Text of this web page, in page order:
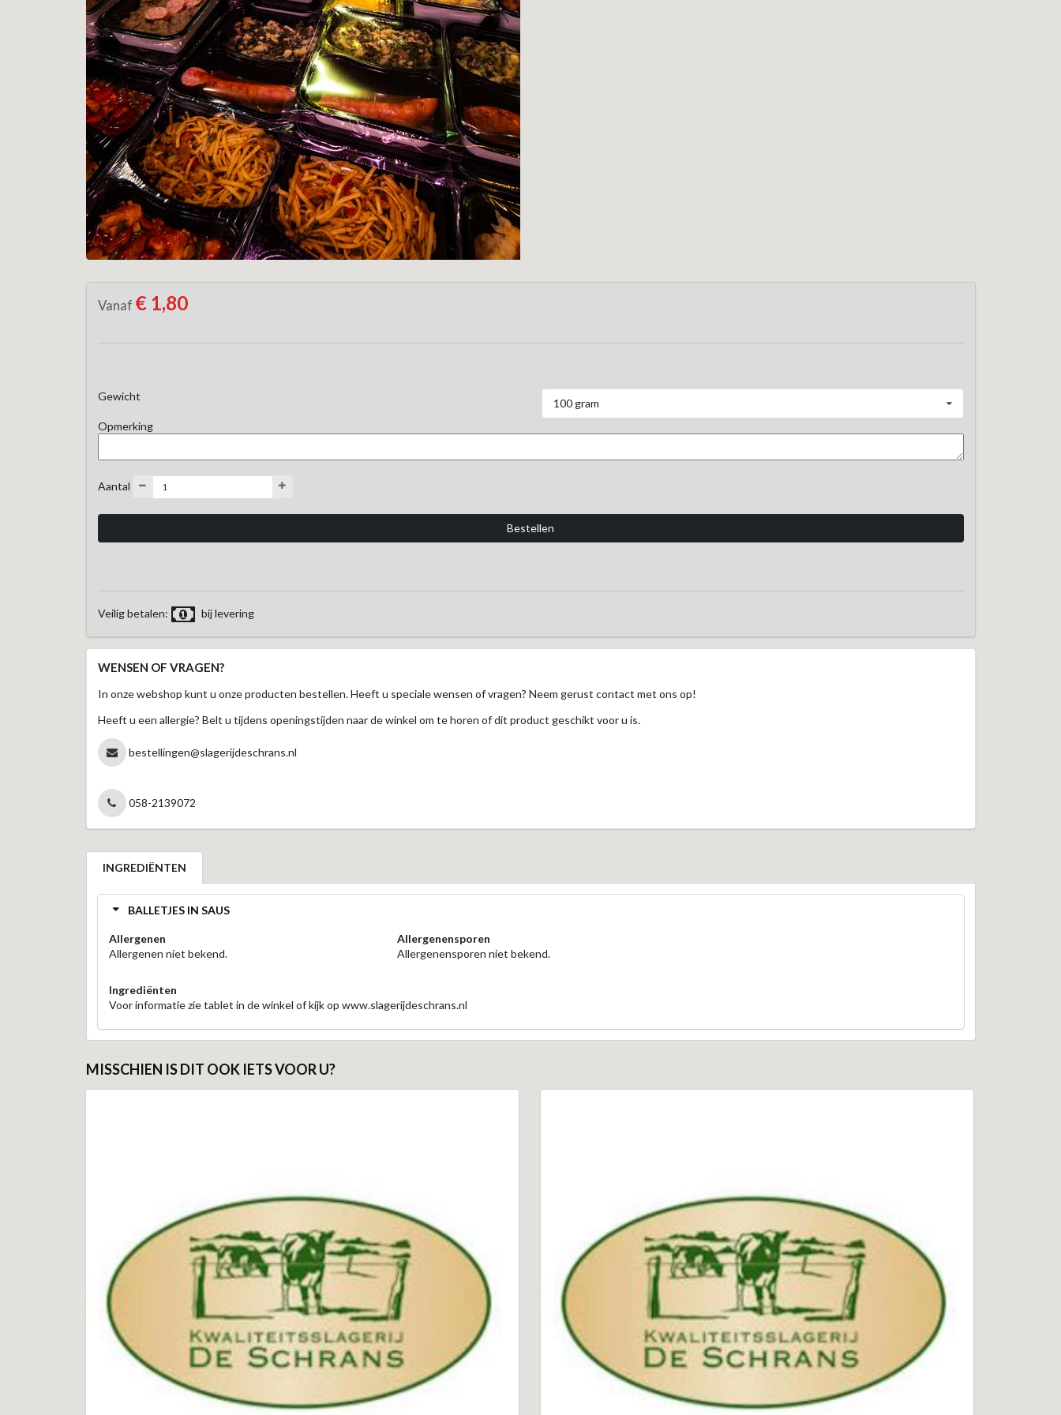
Vanaf € 1,80
Gewicht
100 gram
Opmerking
Aantal
Veilig betalen: bij levering
WENSEN OF VRAGEN?
In onze webshop kunt u onze producten bestellen. Heeft u speciale wensen of vragen? Neem gerust contact met ons op!
Heeft u een allergie? Belt u tijdens openingstijden naar de winkel om te horen of dit product geschikt voor u is.
bestellingen@slagerijdeschrans.nl
058-2139072
INGREDIËNTEN
BALLETJES IN SAUS
Allergenen
Allergenen niet bekend.
Allergenensporen
Allergenensporen niet bekend.
Ingrediënten
Voor informatie zie tablet in de winkel of kijk op www.slagerijdeschrans.nl
MISSCHIEN IS DIT OOK IETS VOOR U?